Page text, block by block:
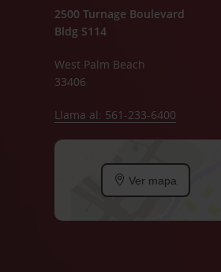
2500 Turnage Boulevard
Bldg S114
West Palm Beach
33406
Llama al: 561-233-6400
Ver mapa